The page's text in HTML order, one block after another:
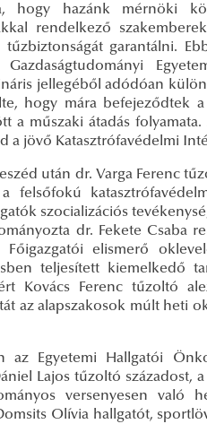
hogy hazánk mérnöki
rendelkező
tűzbiztonságát garantálni.
jellegéből adódóan
hogy mára befejeződtek
a műszaki átadás
a jövő Katasztrófavédelmi
után dr. Varga Ferenc
a felsőfokú
szocializációs
dr. Fekete Csaba
Főigazgatói elismerő
teljesített kiemelkedő
Kovács Ferenc tűzoltó
az alapszakosok múlt heti
az Egyetemi Hallgatói
Lajos tűzoltó
versenyesen való
Olívia hallgatót,